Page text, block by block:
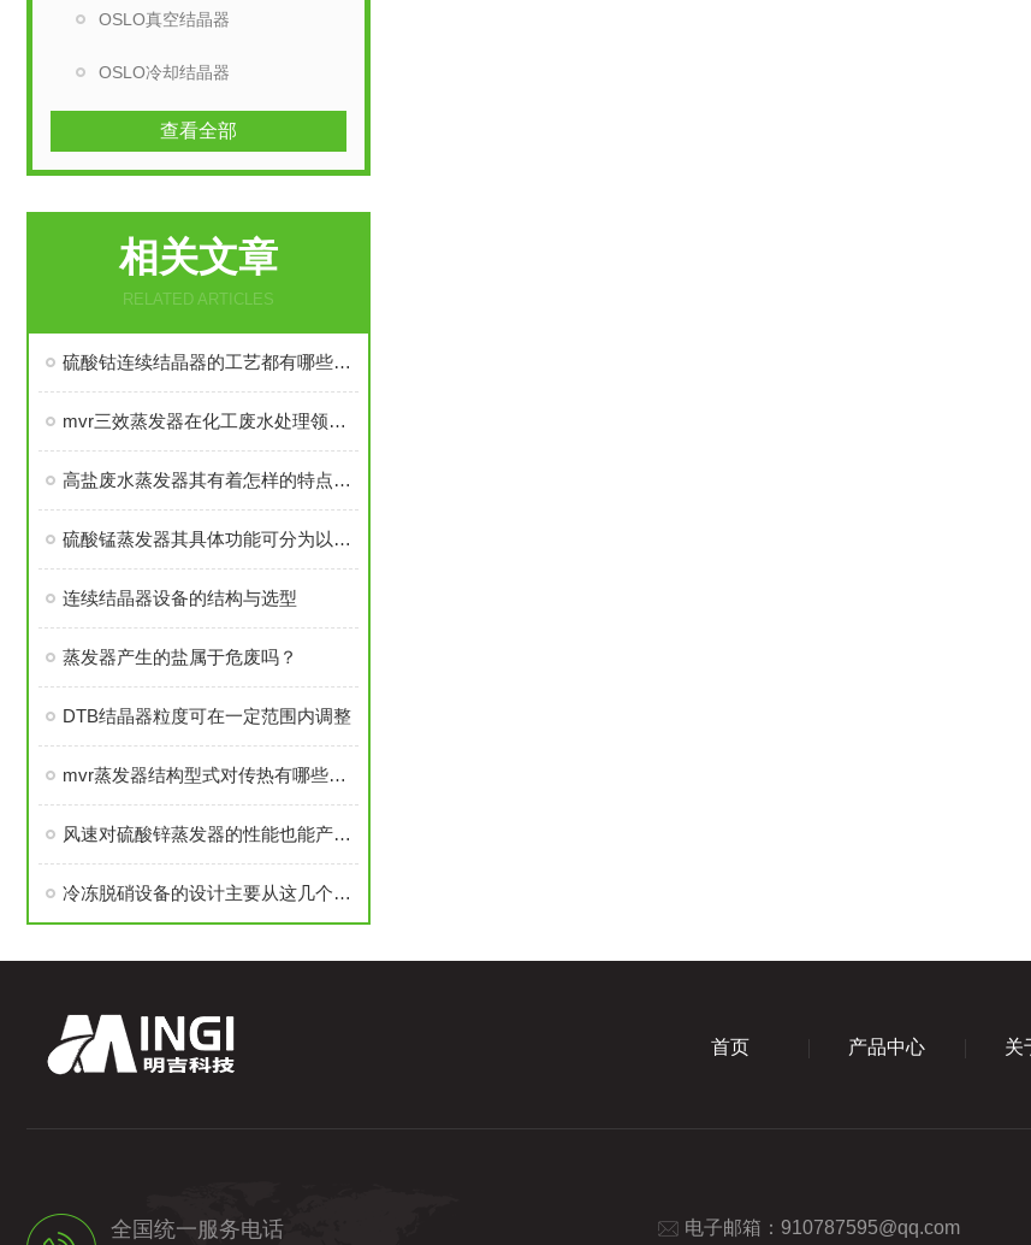
OSLO真空结晶器
OSLO冷却结晶器
查看全部
相关文章
RELATED ARTICLES
硫酸钴连续结晶器的工艺都有哪些特点？
mvr三效蒸发器在化工废水处理领域可是大有妙用
高盐废水蒸发器其有着怎样的特点呢？
硫酸锰蒸发器其具体功能可分为以下几个方面
连续结晶器设备的结构与选型
蒸发器产生的盐属于危废吗？
DTB结晶器粒度可在一定范围内调整
mvr蒸发器结构型式对传热有哪些影响？
风速对硫酸锌蒸发器的性能也能产生一定的影响
冷冻脱硝设备的设计主要从这几个方面出发
首页 产品中心 关
全国统一服务电话 电子邮箱： 910787595@qq.com